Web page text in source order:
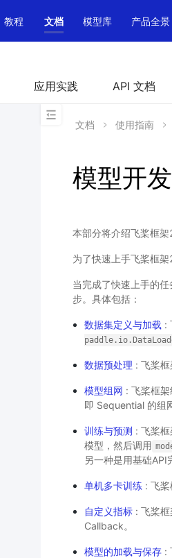
教程 文档 模型库 产品全景
应用实践 API 文档
文档 使用指南
模型开发
本部分将介绍飞桨框
为了快速上手飞桨框
当完成了快速上手的
步。具体包括：
数据集定义与加载 :
数据预处理 : 飞桨
模型组网 : 飞桨框
即 Sequential 的组
训练与预测 : 飞桨
模型，然后调用
另一种是用基础
单机多卡训练 : 飞
自定义指标: 飞桨框
Callback。
模型的加载与保存: